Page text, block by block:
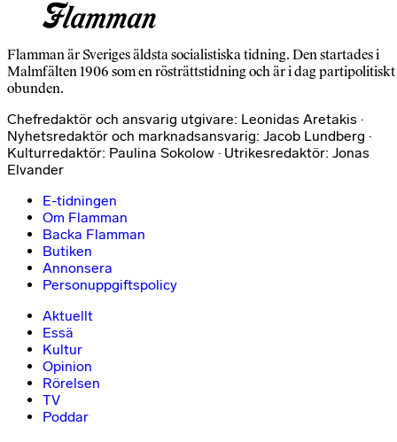
Flamman är Sveriges äldsta socialistiska tidning. Den startades i
Malmfälten 1906 som en rösträttstidning och är i dag partipolitiskt
obunden.
Chefredaktör och ansvarig utgivare: Leonidas Aretakis ·
Nyhetsredaktör och marknadsansvarig: Jacob Lundberg ·
Kulturredaktör: Paulina Sokolow · Utrikesredaktör: Jonas
Elvander
E-tidningen
Om Flamman
Backa Flamman
Butiken
Annonsera
Personuppgiftspolicy
Aktuellt
Essä
Kultur
Opinion
Rörelsen
TV
Poddar